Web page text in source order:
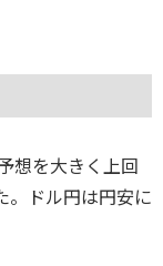
想を大きく上回
。ドル円は円安に